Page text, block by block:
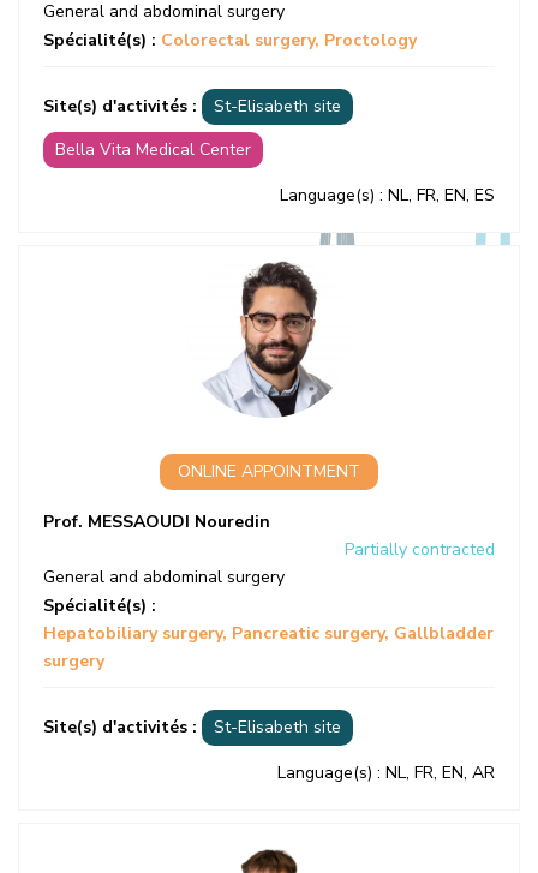
General and abdominal surgery
Spécialité(s) : Colorectal surgery Proctology
Site(s) d'activités :
St-Elisabeth site
Bella Vita Medical Center
Language(s) : NL, FR, EN, ES
ONLINE APPOINTMENT
Prof. MESSAOUDI Nouredin
Partially contracted
General and abdominal surgery
Spécialité(s) :
Hepatobiliary surgery Pancreatic surgery Gallbladder
surgery
Site(s) d'activités :
St-Elisabeth site
Language(s) : NL, FR, EN, AR